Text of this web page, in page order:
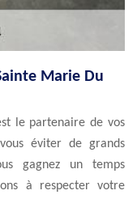
Marie Du
le partenaire de vos
éviter de grands
gagnez un temps
à respecter votre